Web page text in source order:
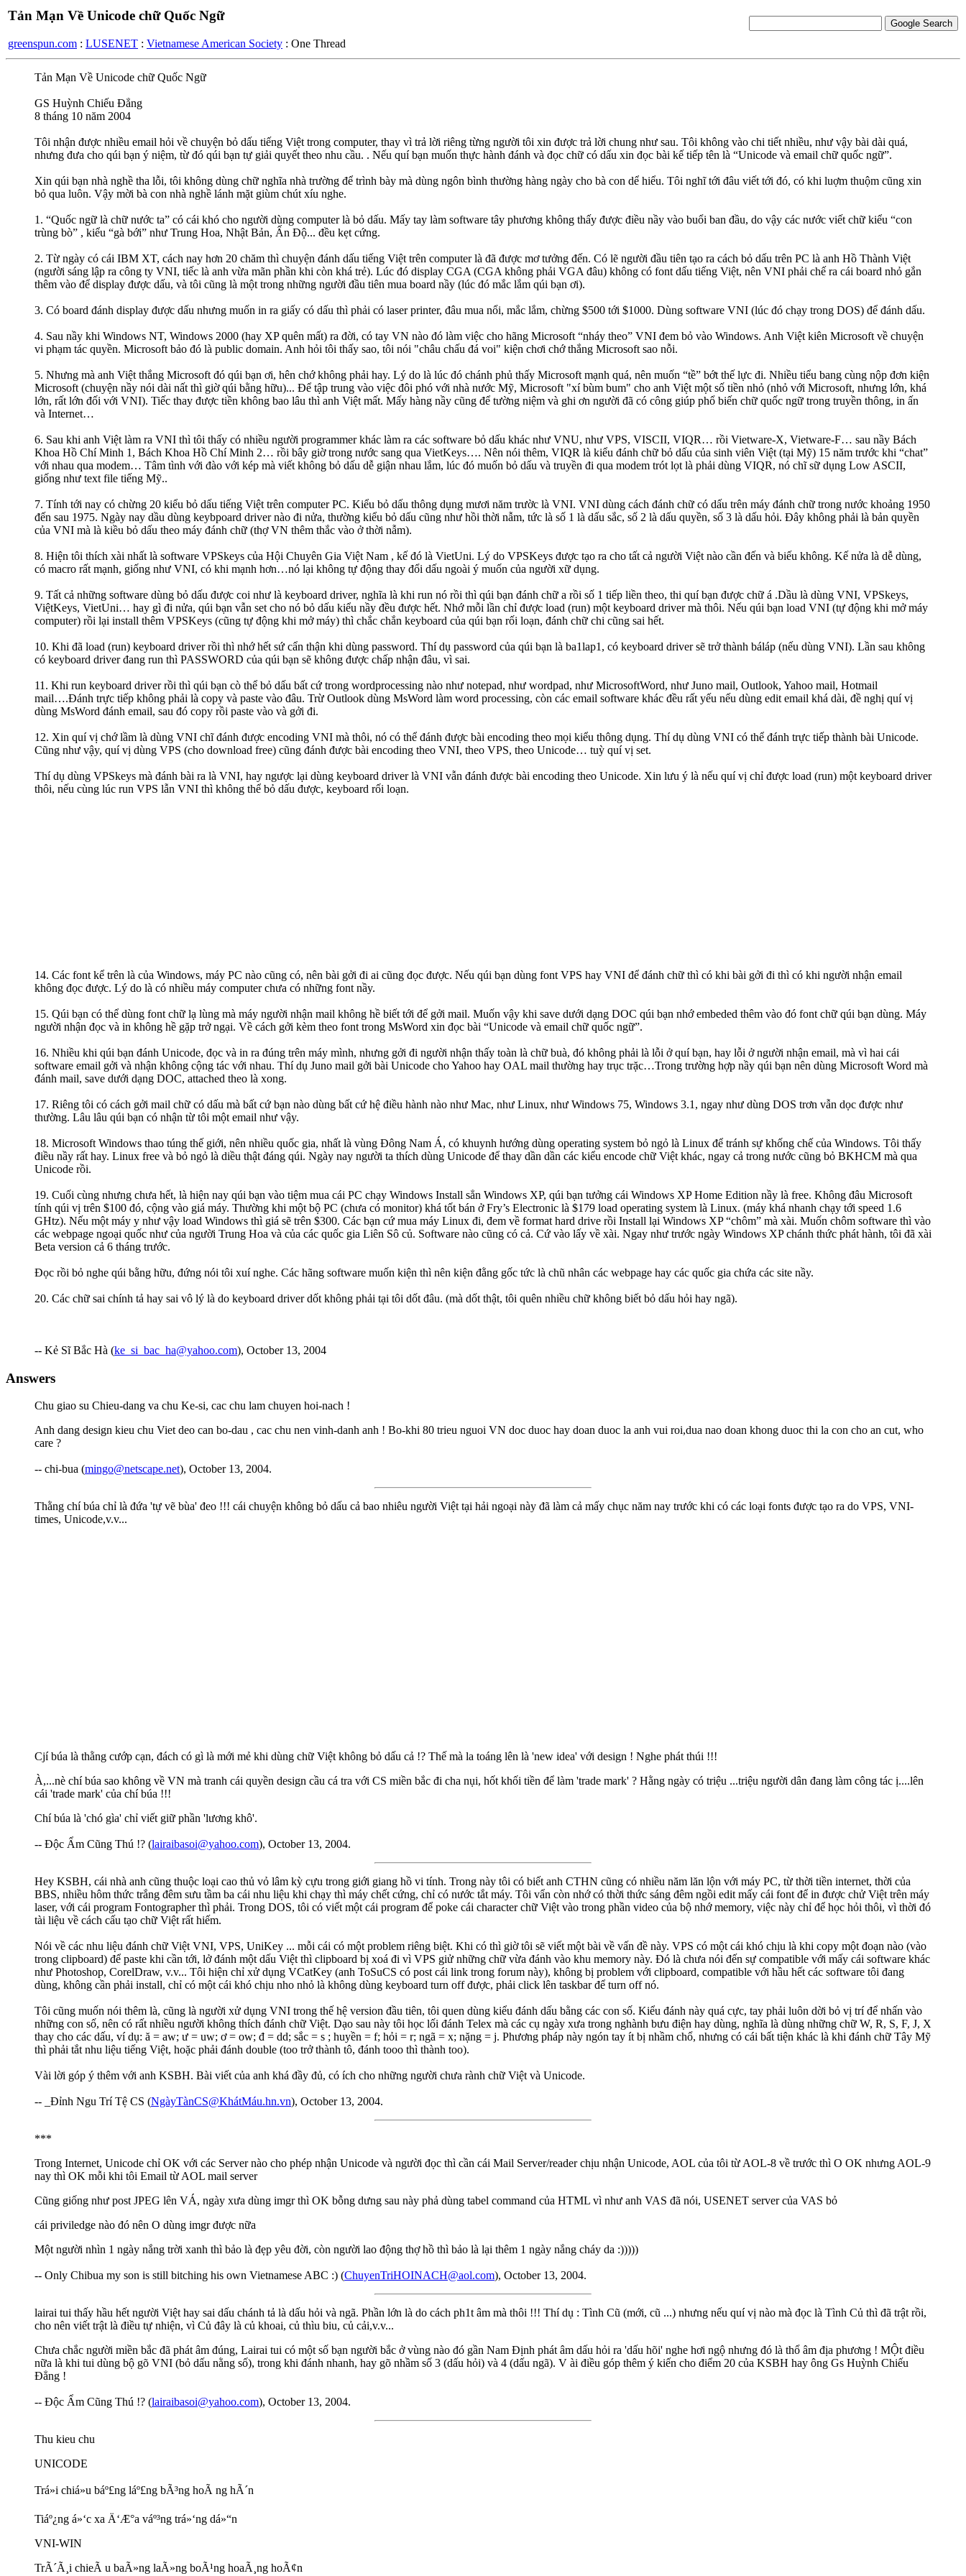
Tản Mạn Về Unicode chữ Quốc Ngữ
greenspun.com : LUSENET : Vietnamese American Society : One Thread
Tản Mạn Về Unicode chữ Quốc Ngữ
GS Huỳnh Chiếu Đẳng
8 tháng 10 năm 2004
Tôi nhận được nhiều email hỏi về chuyện bỏ dấu tiếng Việt trong computer, thay vì trả lời riêng từng người tôi xin được trả lời chung như sau. Tôi không vào chi tiết nhiều, như vậy bài dài quá,
nhưng đưa cho qúi bạn ý niệm, từ đó qúi bạn tự giải quyết theo nhu cầu. . Nếu quí bạn muốn thực hành đánh và đọc chữ có dấu xin đọc bài kế tiếp tên là “Unicode và email chữ quốc ngữ”.
Xin qúi bạn nhà nghề tha lỗi, tôi không dùng chữ nghĩa nhà trường để trình bày mà dùng ngôn bình thường hàng ngày cho bà con dể hiểu. Tôi nghĩ tới đâu viết tới đó, có khi luợm thuộm cũng xin
bỏ qua luôn. Vậy mời bà con nhà nghề lánh mặt giùm chút xíu nghe.
1. “Quốc ngữ là chữ nước ta” có cái khó cho người dùng computer là bỏ dấu. Mấy tay làm software tây phương không thấy được điều nầy vào buổi ban đầu, do vậy các nước viết chữ kiểu “con
trùng bò” , kiểu “gà bới” như Trung Hoa, Nhật Bản, Ấn Độ... đều kẹt cứng.
2. Từ ngày có cái IBM XT, cách nay hơn 20 chăm thì chuyện đánh dấu tiếng Việt trên computer là đã được mơ tưởng đến. Có lẽ người đầu tiên tạo ra cách bỏ dấu trên PC là anh Hồ Thành Việt
(người sáng lập ra công ty VNI, tiếc là anh vừa mãn phần khi còn khá trẻ). Lúc đó display CGA (CGA không phải VGA đâu) không có font dấu tiếng Việt, nên VNI phải chế ra cái board nhỏ gắn
thêm vào để display được dấu, và tôi cũng là một trong những người đầu tiên mua board nầy (lúc đó mắc lắm qúi bạn ơi).
3. Có board đánh display được dấu nhưng muốn in ra giấy có dấu thì phải có laser printer, đâu mua nổi, mắc lắm, chừng $500 tới $1000. Dùng software VNI (lúc đó chạy trong DOS) để đánh dấu.
4. Sau nầy khi Windows NT, Windows 2000 (hay XP quên mất) ra đời, có tay VN nào đó làm việc cho hãng Microsoft “nháy theo” VNI đem bỏ vào Windows. Anh Việt kiên Microsoft về chuyện
vi phạm tác quyền. Microsoft bảo đó là public domain. Anh hỏi tôi thấy sao, tôi nói "châu chấu đá voi" kiện chơi chớ thắng Microsoft sao nỗi.
5. Nhưng mà anh Việt thắng Microsoft đó qúi bạn ơi, hên chớ không phải hay. Lý do là lúc đó chánh phủ thấy Microsoft mạnh quá, nên muốn “tề” bớt thế lực đi. Nhiều tiểu bang cùng nộp đơn kiện
Microsoft (chuyện nầy nói dài nất thì giờ qúi bằng hữu)... Để tập trung vào việc đôi phó với nhà nước Mỹ, Microsoft "xí bùm bum" cho anh Việt một số tiền nhỏ (nhỏ với Microsoft, nhưng lớn, khá
lớn, rất lớn đối với VNI). Tiếc thay được tiền không bao lâu thì anh Việt mất. Mấy hàng nầy cũng để tường niệm và ghi ơn người đã có công giúp phổ biến chữ quốc ngữ trong truyền thông, in ấn
và Internet…
6. Sau khi anh Việt làm ra VNI thì tôi thấy có nhiều người programmer khác làm ra các software bỏ dấu khác như VNU, như VPS, VISCII, VIQR… rồi Vietware-X, Vietware-F… sau nầy Bách
Khoa Hồ Chí Minh 1, Bách Khoa Hồ Chí Minh 2… rồi bây giờ trong nước sang qua VietKeys…. Nên nói thêm, VIQR là kiểu đánh chữ bỏ dấu của sinh viên Việt (tại Mỹ) 15 năm trước khi “chat”
với nhau qua modem… Tâm tình với đào với kép mà viết không bỏ dấu dễ giận nhau lắm, lúc đó muốn bỏ dấu và truyền đi qua modem trót lọt là phải dùng VIQR, nó chĩ sữ dụng Low ASCII,
giống như text file tiếng Mỹ..
7. Tính tới nay có chừng 20 kiểu bỏ dấu tiếng Việt trên computer PC. Kiểu bỏ dấu thông dụng mươi năm trườc là VNI. VNI dùng cách đánh chữ có dấu trên máy đánh chữ trong nước khoảng 1950
đến sau 1975. Ngày nay dầu dùng keybpoard driver nào đi nửa, thường kiểu bỏ dấu cũng như hồi thời nẫm, tức là số 1 là dấu sắc, số 2 là dấu quyền, số 3 là dấu hỏi. Đây không phải là bản quyền
của VNI mà là kiều bỏ dấu theo máy đánh chữ (thợ VN thêm thắc vào ở thời nẫm).
8. Hiện tôi thích xài nhất là software VPSkeys của Hội Chuyên Gia Việt Nam , kế đó là VietUni. Lý do VPSKeys được tạo ra cho tất cả người Việt nào cần đến và biếu không. Kế nửa là dễ dùng,
có macro rất mạnh, giống như VNI, có khi mạnh hơn…nó lại không tự động thay đổi dấu ngoài ý muốn của người xữ dụng.
9. Tất cả những software dùng bỏ dấu được coi như là keyboard driver, nghĩa là khi run nó rồi thì qúi bạn đánh chữ a rồi số 1 tiếp liền theo, thi quí bạn được chữ á .Dầu là dùng VNI, VPSkeys,
ViệtKeys, VietUni… hay gì đi nửa, qúi bạn vẫn set cho nó bỏ dấu kiểu nầy đều được hết. Nhớ mỗi lần chỉ được load (run) một keyboard driver mà thôi. Nếu qúi bạn load VNI (tự động khi mở máy
computer) rồi lại install thêm VPSKeys (cũng tự động khi mở máy) thì chắc chắn keyboard của qúi bạn rối loạn, đánh chữ chi cũng sai hết.
10. Khi đã load (run) keyboard driver rồi thì nhớ hết sứ cẩn thận khi dùng password. Thí dụ password của qúi bạn là ba1lap1, có keyboard driver sẽ trở thành báláp (nếu dùng VNI). Lần sau không
có keyboard driver đang run thì PASSWORD của qúi bạn sẽ không được chấp nhận đâu, vì sai.
11. Khi run keyboard driver rồi thì qúi bạn cò thể bỏ dấu bất cứ trong wordprocessing nào như notepad, như wordpad, như MicrosoftWord, như Juno mail, Outlook, Yahoo mail, Hotmail
mail….Đánh trực tiếp không phải là copy và paste vào đâu. Trừ Outlook dùng MsWord làm word processing, còn các email software khác đều rất yếu nếu dùng edit email khá dài, đề nghị quí vị
dùng MsWord đánh email, sau đó copy rồi paste vào và gởi đi.
12. Xin quí vị chớ lầm là dùng VNI chĩ đánh được encoding VNI mà thôi, nó có thể đánh được bài encoding theo mọi kiểu thông dụng. Thí dụ dùng VNI có thể đánh trực tiếp thành bài Unicode.
Cũng như vậy, quí vị dùng VPS (cho download free) cũng đánh được bài encoding theo VNI, theo VPS, theo Unicode… tuỳ quí vị set.
Thí dụ dùng VPSkeys mà đánh bài ra là VNI, hay ngược lại dùng keyboard driver là VNI vẫn đánh được bài encoding theo Unicode. Xin lưu ý là nếu quí vị chỉ được load (run) một keyboard driver
thôi, nếu cùng lúc run VPS lẫn VNI thì không thể bỏ dấu được, keyboard rối loạn.
14. Các font kể trên là của Windows, máy PC nào cũng có, nên bài gởi đi ai cũng đọc được. Nếu qúi bạn dùng font VPS hay VNI để đánh chữ thì có khi bài gởi đi thì có khi người nhận email
không đọc được. Lý do là có nhiều máy computer chưa có những font nầy.
15. Qúi bạn có thể dùng font chữ lạ lùng mà máy người nhận mail không hề biết tới để gởi mail. Muốn vậy khi save dưới dạng DOC qúi bạn nhớ embeded thêm vào đó font chữ qúi bạn dùng. Máy
người nhận đọc và in không hề gặp trở ngại. Về cách gởi kèm theo font trong MsWord xin đọc bài “Unicode và email chữ quốc ngữ”.
16. Nhiều khi qúi bạn đánh Unicode, đọc và in ra đúng trên máy mình, nhưng gởi đi người nhận thấy toàn là chữ buà, đó không phải là lỗi ở quí bạn, hay lỗi ở người nhận email, mà vì hai cái
software email gởi và nhận không cộng tác với nhau. Thí dụ Juno mail gởi bài Unicode cho Yahoo hay OAL mail thường hay trục trặc…Trong trường hợp nầy qúi bạn nên dùng Microsoft Word mà
đánh mail, save dưới dạng DOC, attached theo là xong.
17. Riêng tôi có cách gởi mail chữ có dấu mà bất cứ bạn nào dùng bất cứ hệ điều hành nào như Mac, như Linux, như Windows 75, Windows 3.1, ngay như dùng DOS trơn vẫn dọc được như
thường. Lâu lâu qúi bạn có nhận từ tôi một email như vậy.
18. Microsoft Windows thao túng thế giới, nên nhiều quốc gia, nhất là vùng Đông Nam Á, có khuynh hướng dùng operating system bỏ ngỏ là Linux để tránh sự khống chế của Windows. Tôi thấy
điều nầy rất hay. Linux free và bỏ ngỏ là diều thật đáng qúi. Ngày nay người ta thích dùng Unicode để thay dần dần các kiểu encode chữ Việt khác, ngay cả trong nước cũng bỏ BKHCM mà qua
Unicode rồi.
19. Cuối cùng nhưng chưa hết, là hiện nay qúi bạn vào tiệm mua cái PC chạy Windows Install sẳn Windows XP, qúi bạn tưởng cái Windows XP Home Edition nầy là free. Không đâu Microsoft
tính qúi vị trên $100 đó, cộng vào giá máy. Thường khi một bộ PC (chưa có monitor) khá tốt bán ở Fry’s Electronic là $179 load operating system là Linux. (máy khá nhanh chạy tới speed 1.6
GHtz). Nếu một máy y như vậy load Windows thì giá sẽ trên $300. Các bạn cứ mua máy Linux đi, đem về format hard drive rồi Install lại Windows XP “chôm” mà xài. Muốn chôm software thì vào
các webpage ngoại quốc như của người Trung Hoa và của các quốc gia Liên Sô củ. Software nào cũng có cả. Cứ vào lấy về xài. Ngay như trước ngày Windows XP chánh thức phát hành, tôi đã xài
Beta version cả 6 tháng trước.
Đọc rồi bỏ nghe qúi bằng hữu, đứng nói tôi xuí nghe. Các hãng software muốn kiện thì nên kiện đằng gốc tức là chũ nhân các webpage hay các quốc gia chứa các site nầy.
20. Các chữ sai chính tả hay sai vô lý là do keyboard driver dốt không phải tại tôi dốt đâu. (mà dốt thật, tôi quên nhiều chữ không biết bỏ dấu hỏi hay ngã).
-- Kẻ Sĩ Bắc Hà (ke_si_bac_ha@yahoo.com), October 13, 2004
Answers
Chu giao su Chieu-dang va chu Ke-si, cac chu lam chuyen hoi-nach !
Anh dang design kieu chu Viet deo can bo-dau , cac chu nen vinh-danh anh ! Bo-khi 80 trieu nguoi VN doc duoc hay doan duoc la anh vui roi,dua nao doan khong duoc thi la con cho an cut, who
care ?
-- chi-bua (mingo@netscape.net), October 13, 2004.
Thằng chí búa chỉ là đứa 'tự vẽ bùa' đeo !!! cái chuyện không bỏ dấu cả bao nhiêu người Việt tại hải ngoại này đã làm cả mấy chục năm nay trước khi có các loại fonts được tạo ra do VPS, VNI-
times, Unicode,v.v...
Cjí búa là thằng cướp cạn, đách có gì là mới mẻ khi dùng chữ Việt không bỏ dấu cả !? Thế mà la toáng lên là 'new idea' với design ! Nghe phát thúi !!!
À,...nè chí búa sao không về VN mà tranh cái quyền design cầu cá tra với CS miền bắc đi cha nụi, hốt khối tiền để làm 'trade mark' ? Hằng ngày có triệu ...triệu người dân đang làm công tác ị....lên
cái 'trade mark' của chí búa !!!
Chí búa là 'chó gìa' chỉ viết giữ phần 'lương khô'.
-- Độc Ẩm Cũng Thú !? (lairaibasoi@yahoo.com), October 13, 2004.
Hey KSBH, cái nhà anh cũng thuộc loại cao thủ vỏ lâm kỳ cựu trong giới giang hồ vi tính. Trong này tôi có biết anh CTHN cũng có nhiều năm lăn lộn với máy PC, từ thời tiền internet, thời của
BBS, nhiều hôm thức trắng đêm sưu tầm ba cái nhu liệu khi chạy thì máy chết cứng, chỉ có nước tắt máy. Tôi vẩn còn nhớ có thời thức sáng đêm ngồi edit mấy cái font để in được chử Việt trên máy
laser, với cái program Fontographer thì phải. Trong DOS, tôi có viết một cái program để poke cái character chữ Việt vào trong phần video của bộ nhớ memory, việc này chỉ để học hỏi thôi, vì thời đó
tài liệu về cách cấu tạo chữ Việt rất hiếm.
Nói về các nhu liệu đánh chữ Việt VNI, VPS, UniKey ... mỗi cái có một problem riêng biệt. Khi có thì giờ tôi sẽ viết một bài về vấn đề này. VPS có một cái khó chịu là khi copy một đoạn nào (vào
trong clipboard) để paste khi cần tới, lở đánh một dấu Việt thì clipboard bị xoá đi vì VPS giử những chữ vừa đánh vào khu memory này. Đó là chưa nói đến sự compatible với mấy cái software khác
như Photoshop, CorelDraw, v.v... Tôi hiện chỉ xử dụng VCatKey (anh ToSuCS có post cái link trong forum này), không bị problem với clipboard, compatible với hầu hết các software tôi đang
dùng, không cần phải install, chỉ có một cái khó chịu nho nhỏ là không dùng keyboard turn off được, phải click lên taskbar để turn off nó.
Tôi cũng muốn nói thêm là, cũng là người xử dụng VNI trong thế hệ version đầu tiên, tôi quen dùng kiểu đánh dấu bằng các con số. Kiểu đánh này quá cực, tay phải luôn dời bỏ vị trí để nhấn vào
những con số, nên có rất nhiều người không thích đánh chữ Việt. Dạo sau này tôi học lối đánh Telex mà các cụ ngày xưa trong nghành bưu điện hay dùng, nghĩa là dùng những chữ W, R, S, F, J, X
thay cho các dấu, ví dụ: ă = aw; ư = uw; ơ = ow; đ = dd; sắc = s ; huyền = f; hỏi = r; ngã = x; nặng = j. Phương pháp này ngón tay ít bị nhầm chổ, nhưng có cái bất tiện khác là khi đánh chữ Tây Mỹ
thì phải tắt nhu liệu tiếng Việt, hoặc phải đánh double (too trở thành tô, đánh tooo thì thành too).
Vài lời góp ý thêm với anh KSBH. Bài viết của anh khá đầy đủ, có ích cho những người chưa rành chữ Việt và Unicode.
-- _Đỉnh Ngu Trí Tệ CS (NgàyTànCS@KhátMáu.hn.vn), October 13, 2004.
***
Trong Internet, Unicode chỉ OK với các Server nào cho phép nhận Unicode và người đọc thì cần cái Mail Server/reader chịu nhận Unicode, AOL của tôi từ AOL-8 về trước thì O OK nhưng AOL-9
nay thì OK mỗi khi tôi Email từ AOL mail server
Cũng giống như post JPEG lên VÁ, ngày xưa dùng imgr thì OK bỗng dưng sau này phả dùng tabel command của HTML vì như anh VAS đã nói, USENET server của VAS bỏ
cái priviledge nào đó nên O dùng imgr được nữa
Một người nhìn 1 ngày nắng trời xanh thì bảo là đẹp yêu đời, còn người lao động thợ hồ thì bảo là lại thêm 1 ngày nắng cháy da :)))))
-- Only Chibua my son is still bitching his own Vietnamese ABC :) (ChuyenTriHOINACH@aol.com), October 13, 2004.
lairai tui thấy hầu hết người Việt hay sai dấu chánh tả là dấu hỏi và ngã. Phần lớn là do cách ph1t âm mà thôi !!! Thí dụ : Tình Cũ (mới, cũ ...) nhưng nếu quí vị nào mà đọc là Tình Củ thì đã trật rồi,
cho nên viết trật là điều tự nhiện, vì Củ đây là củ khoai, củ thìu biu, củ cải,v.v...
Chưa chắc người miền bắc đã phát âm đúng, Lairai tui có một số bạn người bắc ở vùng nào đó gần Nam Định phát âm dấu hỏi ra 'dấu hõi' nghe hơi ngộ nhưng đó là thổ âm địa phương ! MỘt điều
nữa là khi tui dùng bộ gõ VNI (bỏ dấu nằng số), trong khi đánh nhanh, hay gõ nhầm số 3 (dấu hỏi) và 4 (dấu ngã). V ài điều góp thêm ý kiến cho điểm 20 của KSBH hay ông Gs Huỳnh Chiếu
Đẳng !
-- Độc Ẩm Cũng Thú !? (lairaibasoi@yahoo.com), October 13, 2004.
Thu kieu chu
UNICODE
Trá»i chiá»u báº£ng láº£ng bÃ³ng hoÃ ng hÃ´n
Tiáº¿ng á»‘c xa Ä‘Æ°a váº³ng trá»‘ng dá»“n
VNI-WIN
TrÃ´Ã¸i chieÃ u baÃ»ng laÃ»ng boÃ¹ng hoaÃ¸ng hoÃ¢n